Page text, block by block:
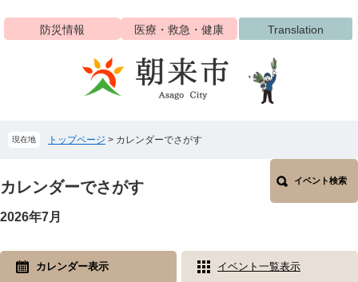
ジ
ュ
へ
防災情報 医療・救急・健康 Translation
現在地 トップページ > カレンダーでさがす
文
カレンダーでさがす イベント検索
2026年7月
カレンダー表示 イベント一覧表示